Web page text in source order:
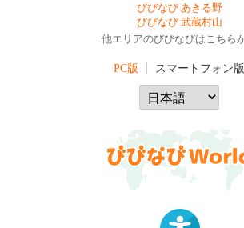
びびなび あきる野
びびなび 武蔵村山
他エリアのびびなびはこちら
PC版 スマートフォン版